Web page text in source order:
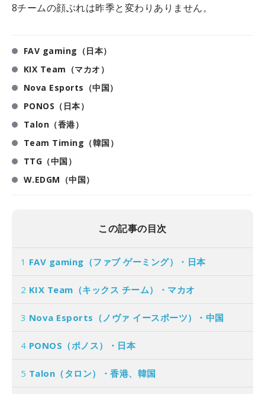
8チームの顔ぶれは昨季と変わりありません。
FAV gaming（日本）
KIX Team（マカオ）
Nova Esports（中国）
PONOS（日本）
Talon（香港）
Team Timing（韓国）
TTG（中国）
W.EDGM（中国）
この記事の目次
1 FAV gaming（ファブ ゲーミング）・日本
2 KIX Team（キックス チーム）・マカオ
3 Nova Esports（ノヴァ イースポーツ）・中国
4 PONOS（ポノス）・日本
5 Talon（タロン）・香港、韓国